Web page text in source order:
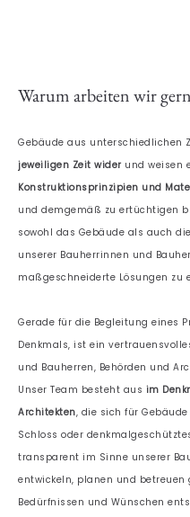
Warum arbeiten wir
Gebäude aus unterschiedlichen
jeweiligen Zeit wider und weisen
Konstruktionsprinzipien und
und demgemäß zu ertüchtigen
sowohl das Gebäude als auch
unserer Bauherrinnen und
maßgeschneiderte Lösungen zu
Gerade für die Begleitung eines
Denkmals, ist ein
und Bauherren, Behörden und
Unser Team besteht aus im
Architekten, die sich für
Schloss oder
transparent im Sinne unserer
entwickeln, planen und betreuen
Bedürfnissen und Wünschen